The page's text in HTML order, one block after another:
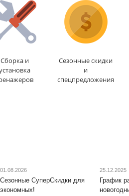
Сборка и
Сезонные скидки
и
спецпредложения
01.08.2026
Сезонные СуперСкидки для
экономных!
25.12.2025
График